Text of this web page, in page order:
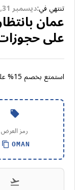
على حجوزات
تنتهي في:ديسمبر 31, 2026
استمتع بخصم 15% على حجوزات الفنادق والطيران والباقات
رمز العرض
OMAN